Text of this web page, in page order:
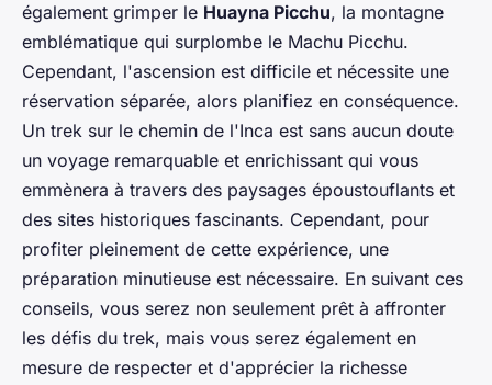
également grimper le Huayna Picchu, la montagne
emblématique qui surplombe le Machu Picchu.
Cependant, l'ascension est difficile et nécessite une
réservation séparée, alors planifiez en conséquence.
Un trek sur le chemin de l'Inca est sans aucun doute
un voyage remarquable et enrichissant qui vous
emmènera à travers des paysages époustouflants et
des sites historiques fascinants. Cependant, pour
profiter pleinement de cette expérience, une
préparation minutieuse est nécessaire. En suivant ces
conseils, vous serez non seulement prêt à affronter
les défis du trek, mais vous serez également en
mesure de respecter et d'apprécier la richesse